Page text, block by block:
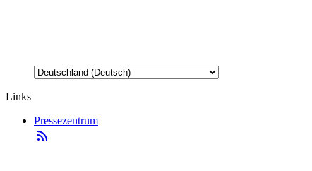
Links
Pressezentrum